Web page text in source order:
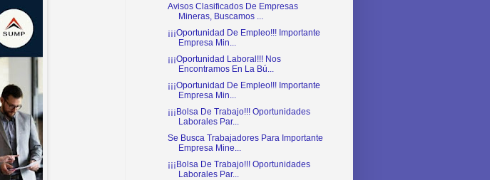
Avisos Clasificados De Empresas
Mineras, Buscamos ...
¡¡¡Oportunidad De Empleo!!! Importante
Empresa Min...
¡¡¡Oportunidad Laboral!!! Nos
Encontramos En La Bú...
¡¡¡Oportunidad De Empleo!!! Importante
Empresa Min...
¡¡¡Bolsa De Trabajo!!! Oportunidades
Laborales Par...
Se Busca Trabajadores Para Importante
Empresa Mine...
¡¡¡Bolsa De Trabajo!!! Oportunidades
Laborales Par...